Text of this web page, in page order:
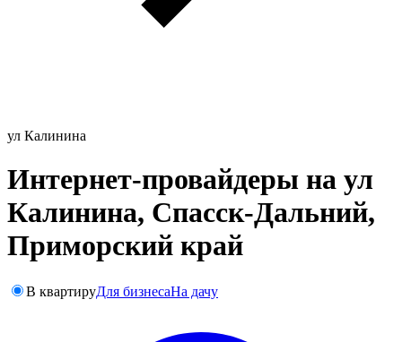
ул Калинина
Интернет-провайдеры на ул
Калинина, Спасск-Дальний,
Приморский край
В квартируДля бизнесаНа дачу